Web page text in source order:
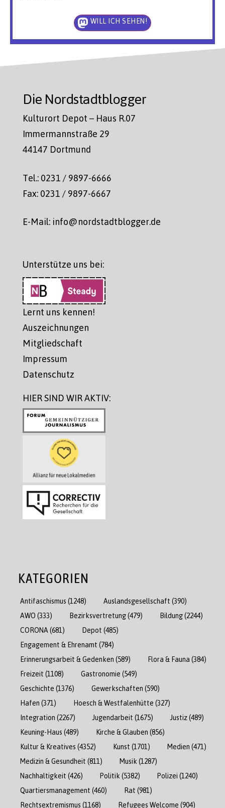
WILL ICH SEHEN!
Die Nordstadtblogger
Kulturort Depot – Haus R.07
Immermannstraße 29
44147 Dortmund
Tel.: 0231 / 9897-6666
Fax: 0231 / 9897-6667
E-Mail: info@nordstadtblogger.de
Unterstütze uns bei:
Lernt uns kennen!
Auszeichnungen
Mitgliedschaft
Impressum
Datenschutz
HIER SIND WIR AKTIV:
KATEGORIEN
Antifaschismus (1248) Auslandsgesellschaft (390)
AWO (333) Bezirksvertretung(479) Bildung(2244)
CORONA (681) Depot (485)
Engagement & Ehrenamt (784)
Erinnerungsarbeit & Gedenken (589) Flora & Fauna (384)
Freizeit (1108) Gastronomie (549)
Geschichte (1376) Gewerkschaften (590)
Hafen (371) Hoesch & Westfalenhütte (327)
Integration (2267) Jugendarbeit (1675) Justiz(489)
Keuning-Haus (489) Kirche & Glauben (856)
Kultur & Kreatives (4352) Kunst (1701) Medien (471)
Medizin & Gesundheit (811) Musik (1287)
Nachhaltigkeit (426) Politik (5382) Polizei (1240)
Quartiersmanagement (460) Rat (981)
Rechtsextremismus (1168) Refugees Welcome (904)